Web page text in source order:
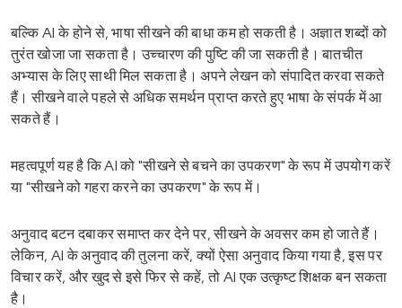
बल्कि AI के होने से, भाषा सीखने की बाधा कम हो सकती है। अज्ञात शब्दों को
तुरंत खोजा जा सकता है। उच्चारण की पुष्टि की जा सकती है। बातचीत
अभ्यास के लिए साथी मिल सकता है। अपने लेखन को संपादित करवा सकते
हैं। सीखने वाले पहले से अधिक समर्थन प्राप्त करते हुए भाषा के संपर्क में आ
सकते हैं।
महत्वपूर्ण यह है कि AI को "सीखने से बचने का उपकरण" के रूप में उपयोग करें
या "सीखने को गहरा करने का उपकरण" के रूप में।
अनुवाद बटन दबाकर समाप्त कर देने पर, सीखने के अवसर कम हो जाते हैं।
लेकिन, AI के अनुवाद की तुलना करें, क्यों ऐसा अनुवाद किया गया है, इस पर
विचार करें, और खुद से इसे फिर से कहें, तो AI एक उत्कृष्ट शिक्षक बन सकता
है।